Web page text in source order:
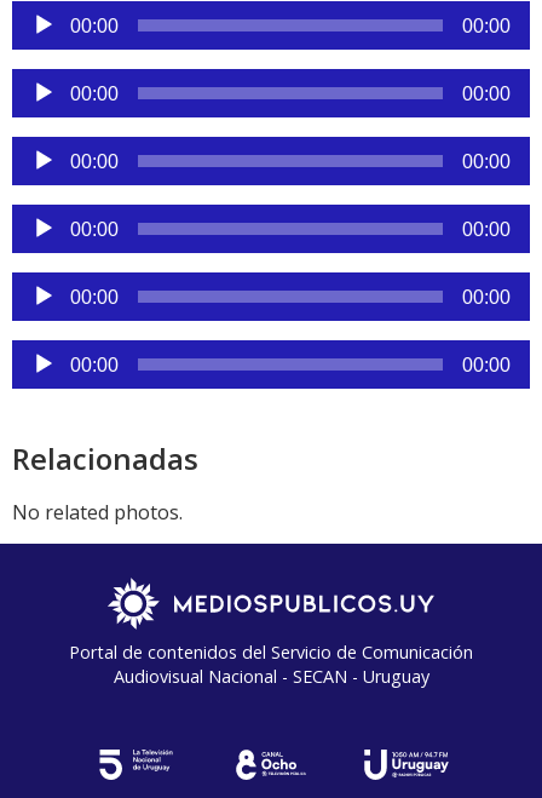
Reproductor
de
audio
00:00 00:00
Reproductor
de
audio
00:00 00:00
Reproductor
de
audio
00:00 00:00
Reproductor
de
audio
00:00 00:00
Reproductor
de
audio
00:00 00:00
Reproductor
de
00:00 00:00
Relacionadas
No related photos.
Portal de contenidos del Servicio de Comunicación
Audiovisual Nacional - SECAN - Uruguay